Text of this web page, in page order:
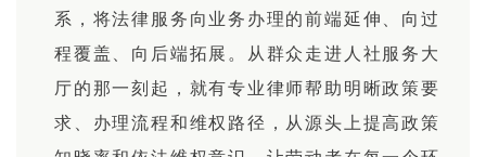
系，将法律服务向业务办理的前端延伸、向过
程覆盖、向后端拓展。从群众 走进人 社服务大
厅的那一刻起，就有专业律师帮助明晰政策要
求、办理流程和维权 路径，从源头上提高政策